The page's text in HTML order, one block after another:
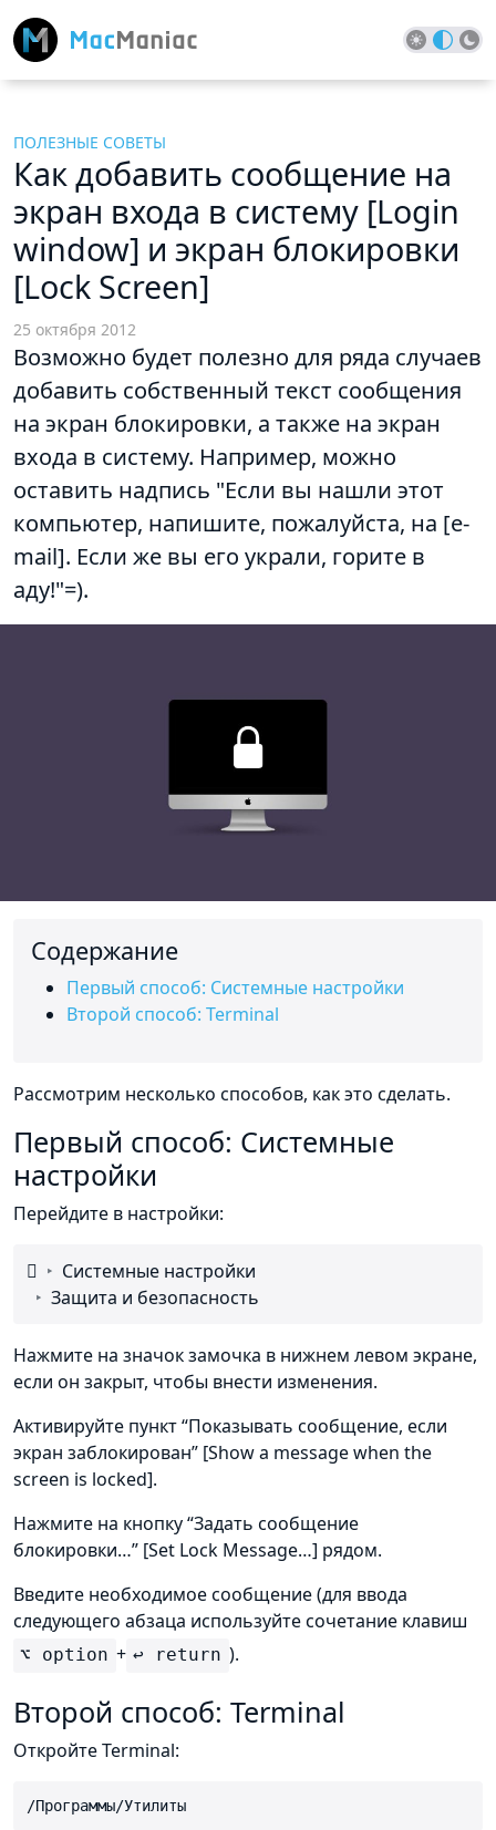
ПОЛЕЗНЫЕ СОВЕТЫ
Как добавить сообщение на
экран входа в систему [Login
window] и экран блокировки
[Lock Screen]
25 октября 2012
Возможно будет полезно для ряда случаев
добавить собственный текст сообщения
на экран блокировки, а также на экран
входа в систему. Например, можно
оставить надпись "Если вы нашли этот
компьютер, напишите, пожалуйста, на [e-
mail]. Если же вы его украли, горите в
аду!"=).
Cодержание
Первый способ: Системные настройки
Второй способ: Terminal
Рассмотрим несколько способов, как это сделать.
Первый способ: Системные
настройки
Перейдите в настройки:

Системные настройки
Защита и безопасность
Нажмите на значок замочка в нижнем левом экране,
если он закрыт, чтобы внести изменения.
Активируйте пункт “Показывать сообщение, если
экран заблокирован” [Show a message when the
screen is locked].
Нажмите на кнопку “Задать сообщение
блокировки…” [Set Lock Message…] рядом.
Введите необходимое сообщение (для ввода
следующего абзаца используйте сочетание клавиш
⌥ option + ↩ return ).
Второй способ: Terminal
Откройте Terminal:
/Программы/Утилиты